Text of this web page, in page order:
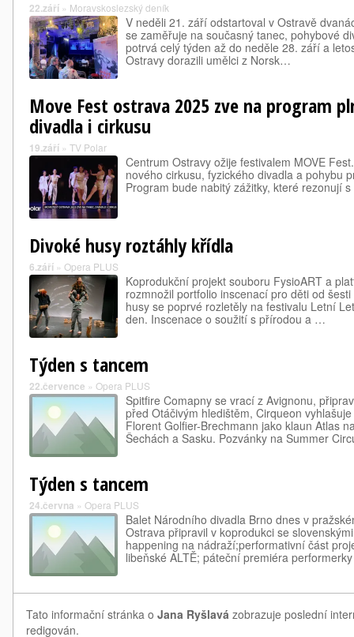
22.září » Moravskoslezský deník
V neděli 21. září odstartoval v Ostravě
se zaměřuje na současný tanec, pohybové
potrvá celý týden až do neděle 28. září a
Ostravy dorazili umělci z Norsk…
Move Fest ostrava 2025 zve na program
divadla i cirkusu
19.září » TV Polar
Centrum Ostravy ožije festivalem MOVE
nového cirkusu, fyzického divadla a pohybu
Program bude nabitý zážitky, které rezonují
Divoké husy roztáhly křídla
6.září » Opera PLUS
Koprodukční projekt souboru FysioART a
rozmnožil portfolio inscenací pro děti od
husy se poprvé rozletěly na festivalu Letní
den. Inscenace o soužití s přírodou a …
Týden s tancem
22.července » Opera PLUS
Spitfire Comapny se vrací z Avignonu,
před Otáčivým hledištěm, Cirqueon
Florent Golfier-Brechmann jako klaun Atlas
Šechách a Sasku. Pozvánky na Summer
Týden s tancem
24.června » Opera PLUS
Balet Národního divadla Brno dnes v
Ostrava připravil v koprodukci se
happening na nádraží;performativní část
libeňské ALTĚ; páteční premiéra
Tato informační stránka o Jana Ryšlavá zobrazuje poslední
redigován.